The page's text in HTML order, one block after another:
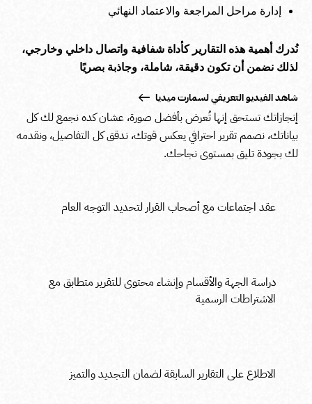
إدارة مراحل المراجعة والاعتماد النهائي
نُدرك أهمية هذه التقارير كأداة شفافية واتصال داخلي وخارجي،
لذلك نضمن أن تكون دقيقة، شاملة، وجاذبة بصريًا
شاهد الفيديو التعريفي لسمارت ميديا
إنجازاتك تستحق إنها تُعرض بأفضل صورة، عشان كده نجمع لك كل
بياناتك، نصمم تقرير احترافي يعكس قوتك، ندقق كل التفاصيل، ونقدمه
لك بجودة تليق بمستوى نجاحك.
عقد اجتماعات مع أصحاب القرار لتحديد التوجه العام
دراسة الجهة والأقسام وإنشاء محتوى للتقرير متطابق مع
الاشتراطات الرسمية
الاطلاع على التقارير السابقة لضمان التجديد والتميز